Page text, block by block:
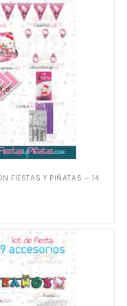
FIESTAS Y PIÑATAS – 14